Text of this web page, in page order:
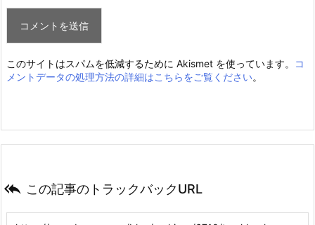
このサイトはスパムを低減するために Akismet を使っています。
コ
メントデータの処理方法の詳細はこちらをご覧ください。
 この記事のトラックバックURL